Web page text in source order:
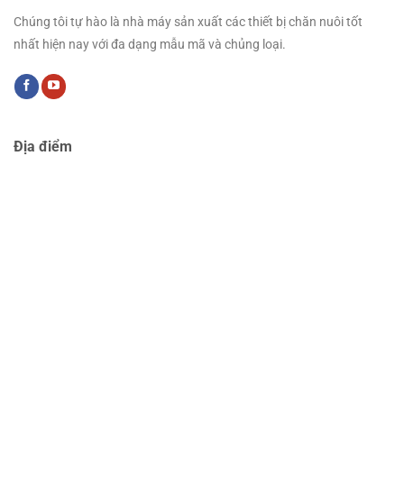
Chúng tôi tự hào là nhà máy sản xuất các thiết bị chăn nuôi tốt
nhất hiện nay với đa dạng mẫu mã và chủng loại.
Địa điểm